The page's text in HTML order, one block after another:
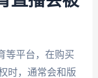
等平台，在购买
时，通常会和版